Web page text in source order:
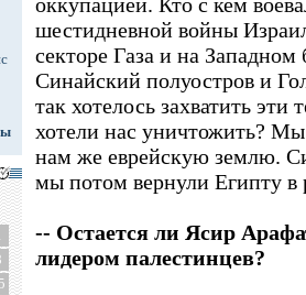
шестидневной войны
секторе Газа и на
Синайский полуостров и
так хотелось захватить
хотели нас уничтожить?
нам же еврейскую землю.
мы потом вернули Египту в
-- Остается ли Ясир
лидером палестинцев?